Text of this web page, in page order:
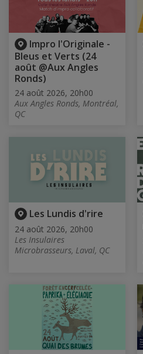
Impro l'Originale -
Bleus et Verts (24
août @Aux Angles
Ronds)
24 août 2026, 20h00
Aux Angles Ronds, Montréal,
QC
Les Lundis d'rire
24 août 2026, 20h00
Les Insulaires
Microbrasseurs, Laval, QC